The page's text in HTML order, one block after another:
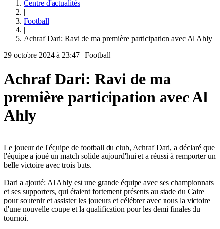
Centre d'actualités
|
Football
|
Achraf Dari: Ravi de ma première participation avec Al Ahly
29 octobre 2024 à 23:47 | Football
Achraf Dari: Ravi de ma
première participation avec Al
Ahly
Le joueur de l'équipe de football du club, Achraf Dari, a déclaré que
l'équipe a joué un match solide aujourd'hui et a réussi à remporter un
belle victoire avec trois buts.
Dari a ajouté: Al Ahly est une grande équipe avec ses championnats
et ses supporters, qui étaient fortement présents au stade du Caire
pour soutenir et assister les joueurs et célébrer avec nous la victoire
d'une nouvelle coupe et la qualification pour les demi finales du
tournoi.